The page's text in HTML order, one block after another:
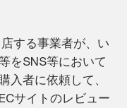
する事業者が、い
をSNS等において
入者に依頼して、
サイトのレビュー